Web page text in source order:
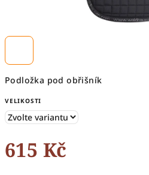
Podložka pod obřišník
VELIKOSTI
615 Kč